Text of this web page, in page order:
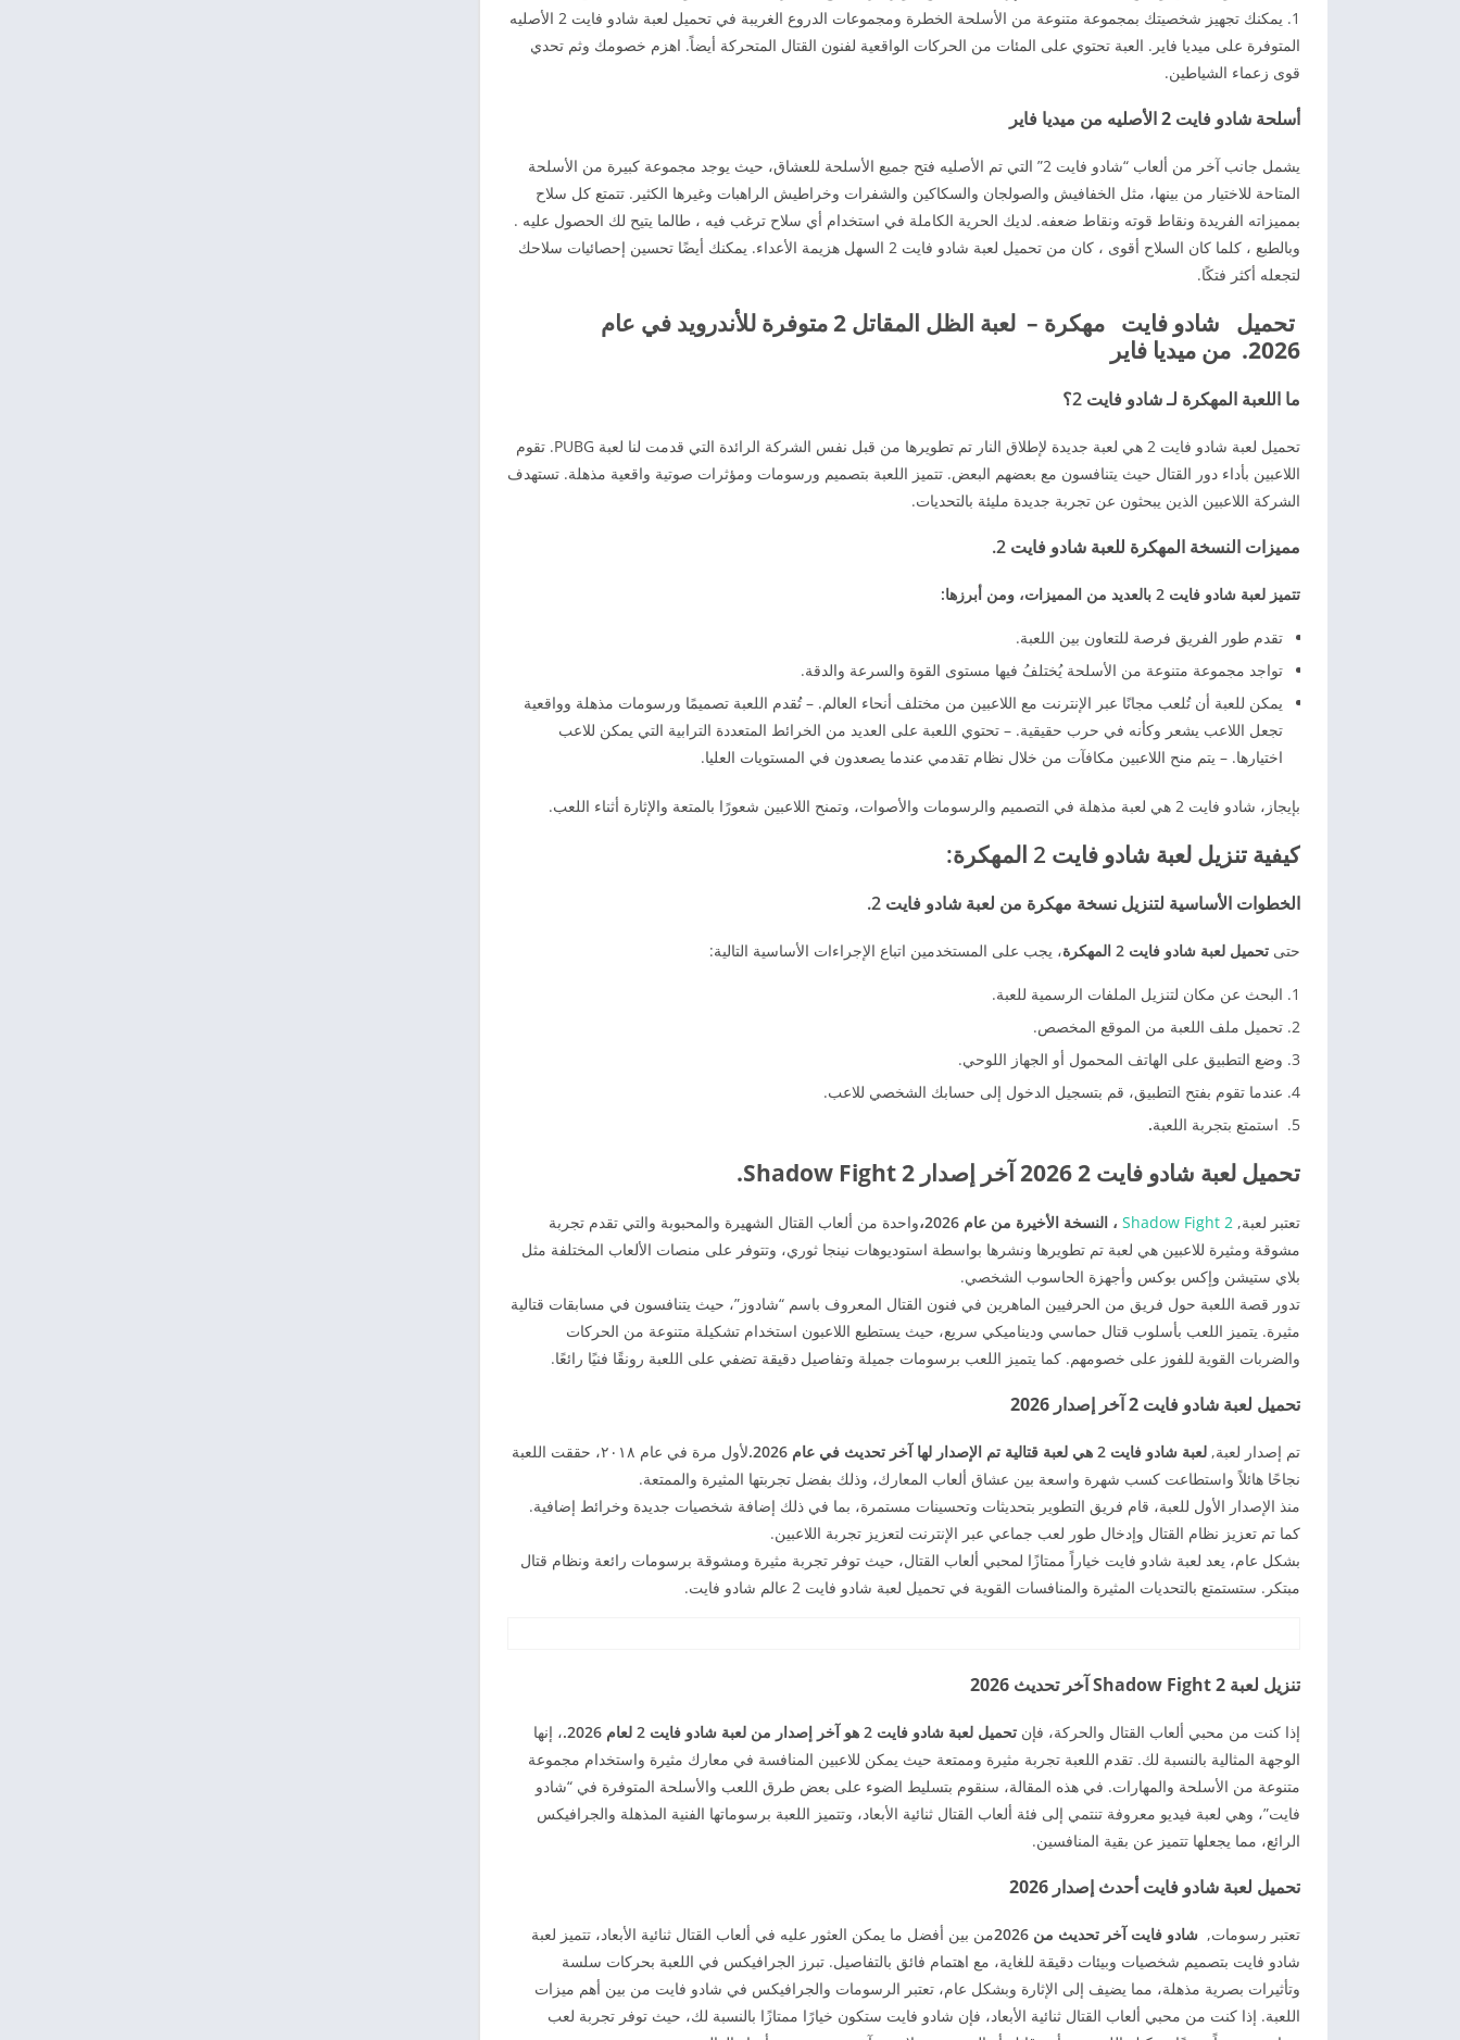
1. يمكنك تجهيز شخصيتك بمجموعة متنوعة من الأسلحة الخطرة ومجموعات الدروع الغريبة في تحميل لعبة شادو فايت 2 الأصليه
المتوفرة على ميديا فاير. العبة تحتوي على المئات من الحركات الواقعية لفنون القتال المتحركة أيضاً. اهزم خصومك وثم تحدي
قوى زعماء الشياطين.
أسلحة شادو فايت 2 الأصليه من ميديا فاير
يشمل جانب آخر من ألعاب “شادو فايت 2” التي تم الأصليه فتح جميع الأسلحة للعشاق، حيث يوجد مجموعة كبيرة من الأسلحة
المتاحة للاختيار من بينها، مثل الخفافيش والصولجان والسكاكين والشفرات وخراطيش الراهبات وغيرها الكثير. تتمتع كل سلاح
بمميزاته الفريدة ونقاط قوته ونقاط ضعفه. لديك الحرية الكاملة في استخدام أي سلاح ترغب فيه ، طالما يتيح لك الحصول عليه .
وبالطبع ، كلما كان السلاح أقوى ، كان من تحميل لعبة شادو فايت 2 السهل هزيمة الأعداء. يمكنك أيضًا تحسين إحصائيات سلاحك
لتجعله أكثر فتكًا.
تحميل شادو فايت مهكرة – لعبة الظل المقاتل 2 متوفرة للأندرويد في عام
2026. من ميديا فاير
ما اللعبة المهكرة لـ شادو فايت 2؟
تحميل لعبة شادو فايت 2 هي لعبة جديدة لإطلاق النار تم تطويرها من قبل نفس الشركة الرائدة التي قدمت لنا لعبة PUBG. تقوم
اللاعبين بأداء دور القتال حيث يتنافسون مع بعضهم البعض. تتميز اللعبة بتصميم ورسومات ومؤثرات صوتية واقعية مذهلة. تستهدف
الشركة اللاعبين الذين يبحثون عن تجربة جديدة مليئة بالتحديات.
مميزات النسخة المهكرة للعبة شادو فايت 2.
تتميز لعبة شادو فايت 2 بالعديد من المميزات، ومن أبرزها:
تقدم طور الفريق فرصة للتعاون بين اللعبة.
تواجد مجموعة متنوعة من الأسلحة يُختلفُ فيها مستوى القوة والسرعة والدقة.
يمكن للعبة أن تُلعب مجانًا عبر الإنترنت مع اللاعبين من مختلف أنحاء العالم. – تُقدم اللعبة تصميمًا ورسومات مذهلة وواقعية
تجعل اللاعب يشعر وكأنه في حرب حقيقية. – تحتوي اللعبة على العديد من الخرائط المتعددة الترابية التي يمكن للاعب
اختيارها. – يتم منح اللاعبين مكافآت من خلال نظام تقدمي عندما يصعدون في المستويات العليا.
بإيجاز، شادو فايت 2 هي لعبة مذهلة في التصميم والرسومات والأصوات، وتمنح اللاعبين شعورًا بالمتعة والإثارة أثناء اللعب.
كيفية تنزيل لعبة شادو فايت 2 المهكرة:
الخطوات الأساسية لتنزيل نسخة مهكرة من لعبة شادو فايت 2.
حتى تحميل لعبة شادو فايت 2 المهكرة ، يجب على المستخدمين اتباع الإجراءات الأساسية التالية:
البحث عن مكان لتنزيل الملفات الرسمية للعبة.
تحميل ملف اللعبة من الموقع المخصص.
وضع التطبيق على الهاتف المحمول أو الجهاز اللوحي.
عندما تقوم بفتح التطبيق، قم بتسجيل الدخول إلى حسابك الشخصي للاعب.
استمتع بتجربة اللعبة.
تحميل لعبة شادو فايت 2 2026 آخر إصدار Shadow Fight 2.
تعتبر لعبة, Shadow Fight 2 ، النسخة الأخيرة من عام 2026،
واحدة من ألعاب القتال الشهيرة والمحبوبة والتي تقدم تجربة
مشوقة ومثيرة للاعبين هي لعبة تم تطويرها ونشرها بواسطة استوديوهات نينجا ثوري، وتتوفر على منصات الألعاب المختلفة مثل
بلاي ستيشن وإكس بوكس وأجهزة الحاسوب الشخصي.
تدور قصة اللعبة حول فريق من الحرفيين الماهرين في فنون القتال المعروف باسم “شادوز”، حيث يتنافسون في مسابقات قتالية
مثيرة. يتميز اللعب بأسلوب قتال حماسي وديناميكي سريع، حيث يستطيع اللاعبون استخدام تشكيلة متنوعة من الحركات
والضربات القوية للفوز على خصومهم. كما يتميز اللعب برسومات جميلة وتفاصيل دقيقة تضفي على اللعبة رونقًا فنيًا رائعًا.
تحميل لعبة شادو فايت 2 آخر إصدار 2026
تم إصدار لعبة, لعبة شادو فايت 2 هي لعبة قتالية تم الإصدار لها آخر تحديث في عام 2026.
لأول مرة في عام ٢٠١٨، حققت اللعبة
نجاحًا هائلاً واستطاعت كسب شهرة واسعة بين عشاق ألعاب المعارك، وذلك بفضل تجربتها المثيرة والممتعة.
منذ الإصدار الأول للعبة، قام فريق التطوير بتحديثات وتحسينات مستمرة، بما في ذلك إضافة شخصيات جديدة وخرائط إضافية.
كما تم تعزيز نظام القتال وإدخال طور لعب جماعي عبر الإنترنت لتعزيز تجربة اللاعبين.
بشكل عام، يعد لعبة شادو فايت خياراً ممتازًا لمحبي ألعاب القتال، حيث توفر تجربة مثيرة ومشوقة برسومات رائعة ونظام قتال
مبتكر. ستستمتع بالتحديات المثيرة والمنافسات القوية في تحميل لعبة شادو فايت 2 عالم شادو فايت.
تنزيل لعبة Shadow Fight 2 آخر تحديث 2026
إذا كنت من محبي ألعاب القتال والحركة، فإن تحميل لعبة شادو فايت 2 هو آخر إصدار من لعبة شادو فايت 2 لعام 2026.
، إنها
الوجهة المثالية بالنسبة لك. تقدم اللعبة تجربة مثيرة وممتعة حيث يمكن للاعبين المنافسة في معارك مثيرة واستخدام مجموعة
متنوعة من الأسلحة والمهارات. في هذه المقالة، سنقوم بتسليط الضوء على بعض طرق اللعب والأسلحة المتوفرة في “شادو
فايت”، وهي لعبة فيديو معروفة تنتمي إلى فئة ألعاب القتال ثنائية الأبعاد، وتتميز اللعبة برسوماتها الفنية المذهلة والجرافيكس
الرائع، مما يجعلها تتميز عن بقية المنافسين.
تحميل لعبة شادو فايت أحدث إصدار 2026
تعتبر رسومات, شادو فايت آخر تحديث من 2026
من بين أفضل ما يمكن العثور عليه في ألعاب القتال ثنائية الأبعاد، تتميز لعبة
شادو فايت بتصميم شخصيات وبيئات دقيقة للغاية، مع اهتمام فائق بالتفاصيل. تبرز الجرافيكس في اللعبة بحركات سلسة
وتأثيرات بصرية مذهلة، مما يضيف إلى الإثارة وبشكل عام، تعتبر الرسومات والجرافيكس في شادو فايت من بين أهم ميزات
اللعبة. إذا كنت من محبي ألعاب القتال ثنائية الأبعاد، فإن شادو فايت ستكون خيارًا ممتازًا بالنسبة لك، حيث توفر تجربة لعب